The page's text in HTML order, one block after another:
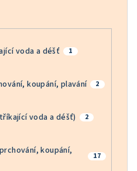
voda a déšť 1
koupání, plavání 2
voda a déšť) 2
koupání,
17